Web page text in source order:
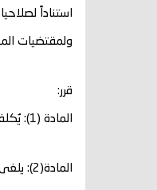
استناداً
ولمقتضيات
قرر:
المادة (1): يُكلف الاخ الدكتور/بسام محمد عبدالله عبادي،مديراً عاماً لمستشفى الأمراض النفسية والعصبية التعليمي م/ عدن
المادة(2): يلغى اي تكليف سابق.